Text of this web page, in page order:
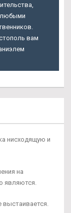
любыми
вам
нисходящую и
на
являются.
выстаивается.